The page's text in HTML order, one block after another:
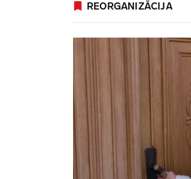
REORGANIZĀCIJA